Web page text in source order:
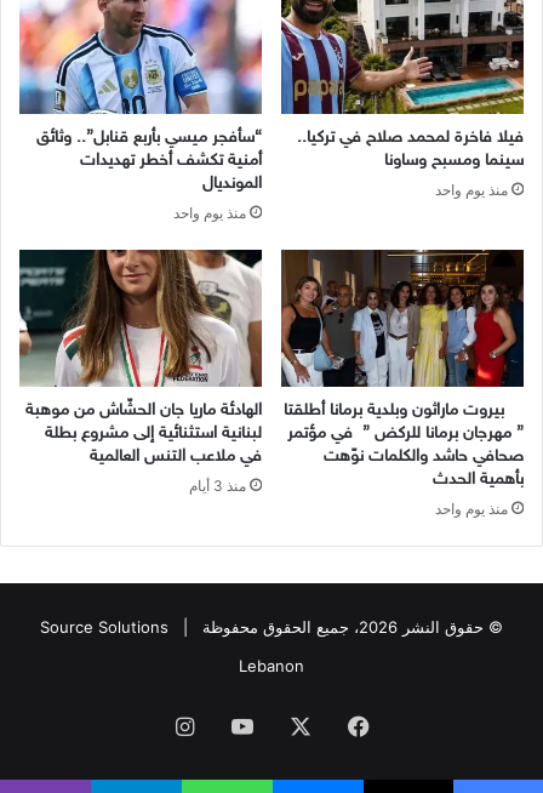
فيلا فاخرة لمحمد صلاح في تركيا..
سينما ومسبح وساونا
منذ يوم واحد
“سأفجر ميسي بأربع قنابل”.. وثائق
أمنية تكشف أخطر تهديدات
المونديال
منذ يوم واحد
بيروت ماراثون وبلدية برمانا أطلقتا
” مهرجان برمانا للركض ” في مؤتمر
صحافي حاشد والكلمات نوّهت
بأهمية الحدث
منذ يوم واحد
الهادئة ماريا جان الحشّاش من موهبة
لبنانية استثنائية إلى مشروع بطلة
في ملاعب التنس العالمية
منذ 3 أيام
© حقوق النشر 2026، جميع الحقوق محفوظة |
Source Solutions
Lebanon
فيسبوك يوتيوبانستقرام